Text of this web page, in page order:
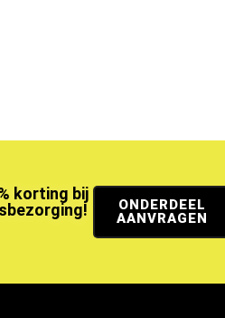
korting bij
ONDERDEEL
AANVRAGEN